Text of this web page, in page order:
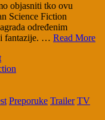
objasniti tko ovu
Science Fiction
određenim
i fantazije. … Read More
Preporuke Trailer TV